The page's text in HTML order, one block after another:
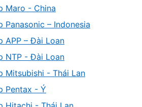
Maro - China
Panasonic – Indonesia
APP – Đài Loan
NTP - Đài Loan
Mitsubishi - Thái Lan
Pentax - Ý